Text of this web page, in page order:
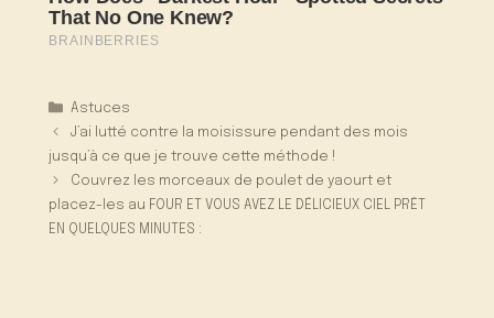
Catégories
Astuces
J’ai lutté contre la moisissure pendant des mois
jusqu’à ce que je trouve cette méthode !
Couvrez les morceaux de poulet de yaourt et
placez-les au FOUR ET VOUS AVEZ LE DÉLICIEUX CIEL PRÊT
EN QUELQUES MINUTES :